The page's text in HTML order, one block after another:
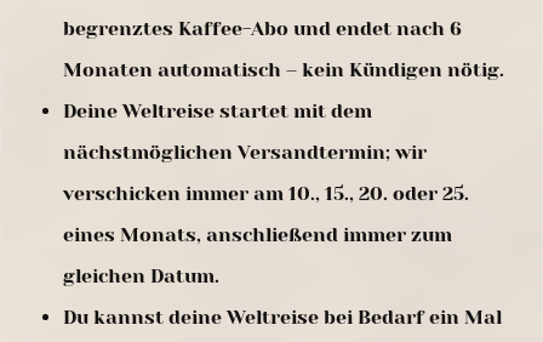
begrenztes Kaffee-Abo und endet nach 6
Monaten automatisch – kein Kündigen nötig.
Deine Weltreise startet mit dem
nächstmöglichen Versandtermin; wir
verschicken immer am 10., 15., 20. oder 25.
eines Monats, anschließend immer zum
gleichen Datum.
Du kannst deine Weltreise bei Bedarf ein Mal